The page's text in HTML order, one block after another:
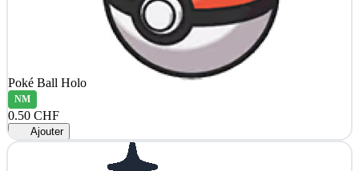
Poké Ball Holo
NM
0.50 CHF
Ajouter